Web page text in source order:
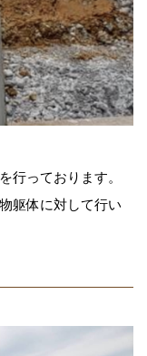
行っております。
躯体に対して行い